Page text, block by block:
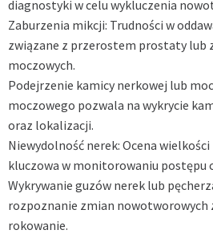
diagnostyki w celu wykluczenia
Zaburzenia mikcji: Trudności w
związane z przerostem prostaty lub
moczowych.
Podejrzenie kamicy nerkowej lub
moczowego pozwala na wykrycie
oraz lokalizacji.
Niewydolność nerek: Ocena
kluczowa w monitorowaniu postępu
Wykrywanie guzów nerek lub
rozpoznanie zmian nowotworowych
rokowanie.